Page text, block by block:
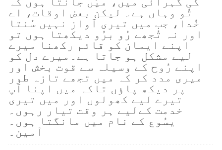
تُو وہاں ہے۔ لیکن بعض اوقات، اے
خُدا، جب میں تیری آواز نہیں سُنتا
اور نہ تُجھے رُو برُو دیکھتا ہوں تو
اپنے ایمان کو قائم رکھنا میرے
لیے مشکل ہو جاتا ہے۔میرے دل کو
اپنے رُوح کے وسیلہ سے قوت بخش اور
میری مدد کر کہ میں تجھے تازہ طور
پر دیکھ پاؤں تاکہ میں اپنا آپ
تیرے لیے کھولوں اور میں تیری
خدمت کےلیے ہر وقت تیار رہوں۔
یسُوع کے نام میں مانگتا ہوں۔
آمین۔